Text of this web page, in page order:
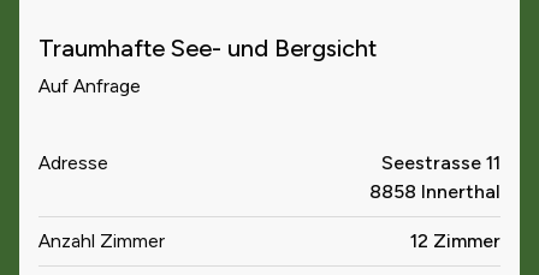
Traumhafte See- und Bergsicht
Auf Anfrage
Adresse
Seestrasse 11
8858 Innerthal
Anzahl Zimmer 12 Zimmer